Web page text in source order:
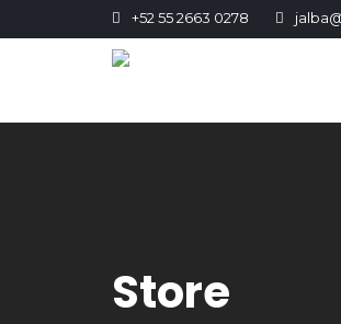
+52 55 2663 0278
Store